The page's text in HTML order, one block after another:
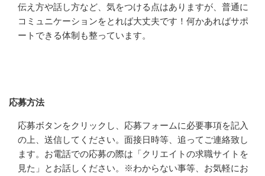
伝え方や話し方など、気をつける点はありますが、普通に
コミュニケーションをとれば大丈夫です！何かあればサポ
ートできる体制も整っています。
応募方法
応募ボタンをクリックし、応募フォームに必要事項を記入
の上、送信してください。面接日時等、追ってご連絡致し
ます。お電話での応募の際は「クリエイトの求職サイトを
見た」とお話しください。※わからない事等、お気軽にお